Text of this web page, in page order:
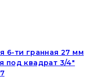
6-ти гранная 27 мм
под квадрат 3/4″